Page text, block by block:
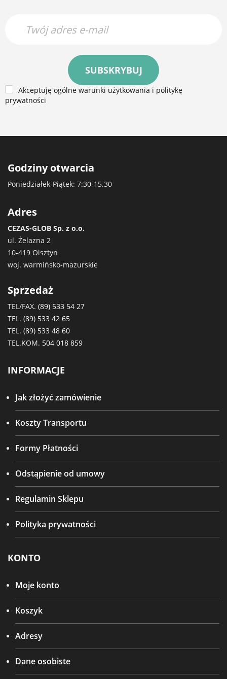
SUBSKRYBUJ
Akceptuję ogólne warunki użytkowania i politykę
prywatności
Godziny otwarcia
Poniedziałek-Piątek: 7:30-15.30
Adres
CEZAS-GLOB Sp. z o.o.
ul. Żelazna 2
10-419 Olsztyn
woj. warmińsko-mazurskie
Sprzedaż
TEL/FAX. (89) 533 54 27
TEL. (89) 533 42 65
TEL. (89) 533 48 60
TEL.KOM. 504 018 859
INFORMACJE
Jak złożyć zamówienie
Koszty Transportu
Formy Płatności
Odstąpienie od umowy
Regulamin Sklepu
Polityka prywatności
KONTO
Moje konto
Koszyk
Adresy
Dane osobiste